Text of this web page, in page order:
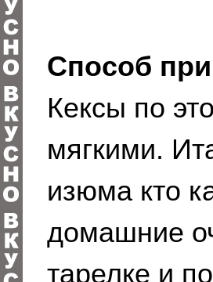
Способ
Кексы по
мягкими.
изюма кто
домашние
тарелке и